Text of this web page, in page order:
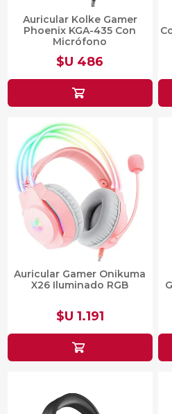
Auricular Kolke Gamer
Phoenix KGA-435 Con
Micrófono
$U 486
Auricular Gamer Onikuma
X26 Iluminado RGB
$U 1.191